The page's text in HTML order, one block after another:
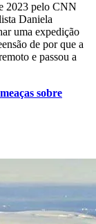
2023 pelo CNN
Daniela
uma expedição
de por que a
e passou a
sobre